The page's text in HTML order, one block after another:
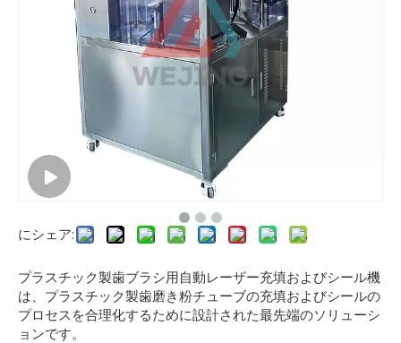
にシェア:
プラスチック製歯ブラシ用自動レーザー充填およびシール機
は、プラスチック製歯磨き粉チューブの充填およびシールの
プロセスを合理化するために設計された最先端のソリューシ
ョンです。